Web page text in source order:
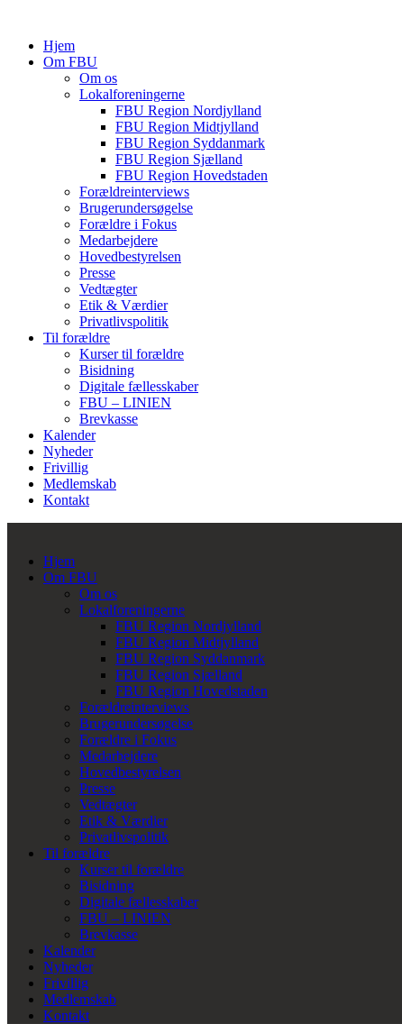
Hjem
Om FBU
Om os
Lokalforeningerne
FBU Region Nordjylland
FBU Region Midtjylland
FBU Region Syddanmark
FBU Region Sjælland
FBU Region Hovedstaden
Forældreinterviews
Brugerundersøgelse
Forældre i Fokus
Medarbejdere
Hovedbestyrelsen
Presse
Vedtægter
Etik & Værdier
Privatlivspolitik
Til forældre
Kurser til forældre
Bisidning
Digitale fællesskaber
FBU – LINIEN
Brevkasse
Kalender
Nyheder
Frivillig
Medlemskab
Kontakt
Hjem
Om FBU
Om os
Lokalforeningerne
FBU Region Nordjylland
FBU Region Midtjylland
FBU Region Syddanmark
FBU Region Sjælland
FBU Region Hovedstaden
Forældreinterviews
Brugerundersøgelse
Forældre i Fokus
Medarbejdere
Hovedbestyrelsen
Presse
Vedtægter
Etik & Værdier
Privatlivspolitik
Til forældre
Kurser til forældre
Bisidning
Digitale fællesskaber
FBU – LINIEN
Brevkasse
Kalender
Nyheder
Frivillig
Medlemskab
Kontakt